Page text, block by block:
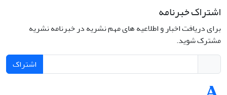
اشتراک خبرنامه
برای دریافت اخبار و اطلاعیه های مهم نشریه در خبرنامه نشریه
مشترک شوید.
اشتراک